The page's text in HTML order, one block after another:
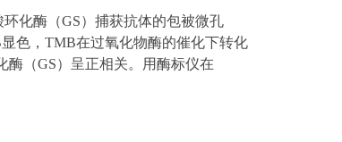
环化酶 （GS）捕获抗体的包被微孔
色，TMB在过氧化物酶的催化下转化
酶 （GS）呈正相关。用酶标仪在